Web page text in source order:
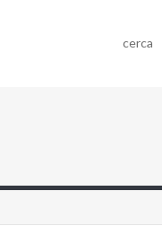
cerca